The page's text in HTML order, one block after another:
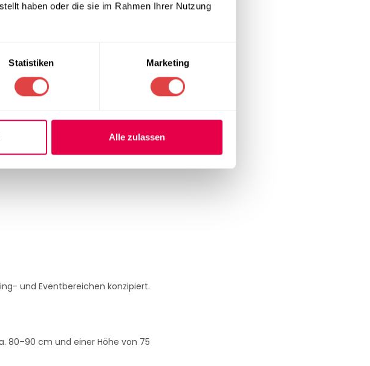
haben oder die sie im Rahmen Ihrer Nutzung
Statistiken Marketing
Alle zulassen
und Eventbereichen konzipiert.
80–90 cm und einer Höhe von 75